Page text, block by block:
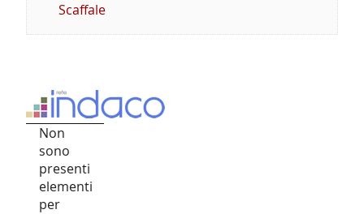
Scaffale
Non
sono
presenti
elementi
per